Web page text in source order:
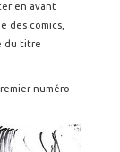
en avant
des comics,
du titre
numéro